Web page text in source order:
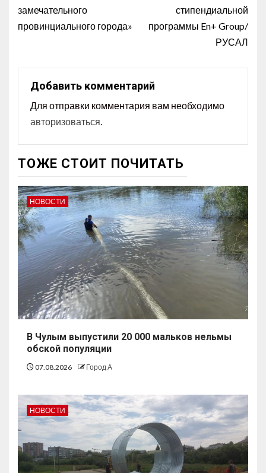
замечательного
провинциального города»
стипендиальной
программы En+ Group/
РУСАЛ
Добавить комментарий
Для отправки комментария вам необходимо
авторизоваться.
ТОЖЕ СТОИТ ПОЧИТАТЬ
НОВОСТИ
В Чулым выпустили 20 000 мальков нельмы
обской популяции
07.08.2026 Город А
НОВОСТИ